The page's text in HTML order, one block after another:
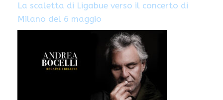
La scaletta di Ligabue verso il concerto di
Milano del 6 maggio